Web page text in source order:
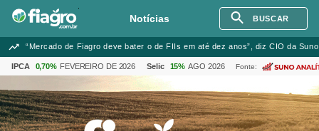
Notícias BUSCAR
“Mercado de Fiagro deve bater o de FIIs em até dez anos”, diz CIO da
IPCA 0,70% FEVEREIRO DE 2026 Selic 15% AGO 2026 Fonte: